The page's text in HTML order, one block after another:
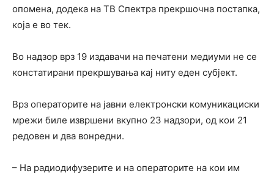
опомена, додека на ТВ Спектра прекршочна постапка,
која е во тек.
Во надзор врз 19 издавачи на печатени медиуми не се
констатирани прекршувања кај ниту еден субјект.
Врз операторите на јавни електронски комуникациски
мрежи биле извршени вкупно 23 надзори, од кои 21
редовен и два вонредни.
– На радиодифузерите и на операторите на кои им